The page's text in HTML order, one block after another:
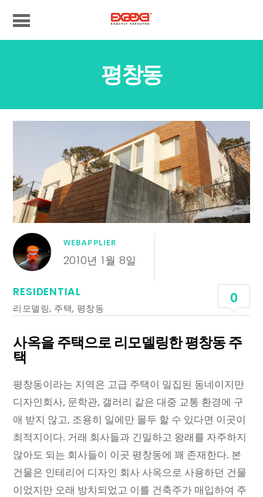
평창동
WEBAPPLIER
2010년 1월 8일
RESIDENTIAL
리모델링, 주택, 평창동
0
사옥을 주택으로 리모델링한 평창동 주
택
평창동이라는 지역은 고급 주택이 밀집된 동네이지만
디자인회사, 문학관, 갤러리 같은 대중 교통 환경에 구
애 받지 않고, 조용히 일에만 몰두 할 수 있다면 이곳이
최적지이다. 거래 회사들과 긴밀하고 왕래를 자주하지
않아도 되는 회사들이 이곳 평창동에 꽤 존재한다. 본
건물은 인테리어 디자인 회사 사옥으로 사용하던 건물
이었지만 오래 방치되었고 이를 건축주가 매입하여 주